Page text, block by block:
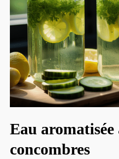
Eau
concombres